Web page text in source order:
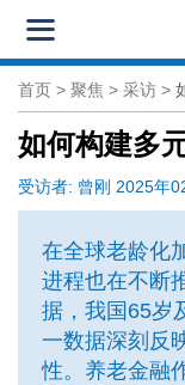
首页 > 聚焦 > 采访 >
如何构建多
受访者: 曾刚 2025年
在全球老龄化
进程也在不断
据，我国65岁
一数据深刻反
性。养老金融